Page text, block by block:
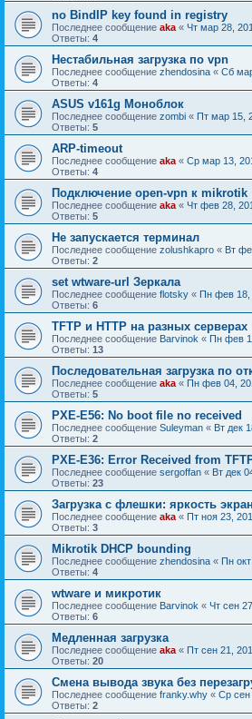
no BindIP key found in registry
Последнее сообщение aka « Чт мар 28,
Ответы: 4
Нестабильная загрузка по vpn
Последнее сообщение zhendosina « Сб
Ответы: 4
ASUS v161g Моноблок
Последнее сообщение zombi « Пт мар 15,
Ответы: 5
ARP-timeout
Последнее сообщение aka « Ср мар 13,
Ответы: 4
Подключение open-vpn к mikrotik
Последнее сообщение aka « Чт фев 28,
Ответы: 5
Не запускается терминал
Последнее сообщение zolushkapro « Вт
Ответы: 2
set wtware-url Зеркала
Последнее сообщение flotsky « Пн фев 18,
Ответы: 6
TFTP и HTTP на разных серверах
Последнее сообщение Barvinok « Пн фев
Ответы: 13
Последовательная загрузка по
Последнее сообщение aka « Пн фев 04,
Ответы: 5
PXE-E56: No boot file no received
Последнее сообщение Suleyman « Вт дек
Ответы: 2
PXE-E36: Error Received from
Последнее сообщение sergoffan « Вт дек
Ответы: 23
Загрузка с флешки: яркость
Последнее сообщение aka « Пт ноя 23,
Ответы: 3
Mikrotik DHCP bounding
Последнее сообщение zhendosina « Пн
Ответы: 4
wtware и микротик
Последнее сообщение Barvinok « Чт сен
Ответы: 6
Медленная загрузка
Последнее сообщение aka « Пт сен 21,
Ответы: 20
Смена вывода звука без
Последнее сообщение franky.why « Ср сен
Ответы: 2